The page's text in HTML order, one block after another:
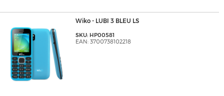
Wiko - LUBI 3 BLEU LS
SKU: HP00581
EAN: 3700738102218